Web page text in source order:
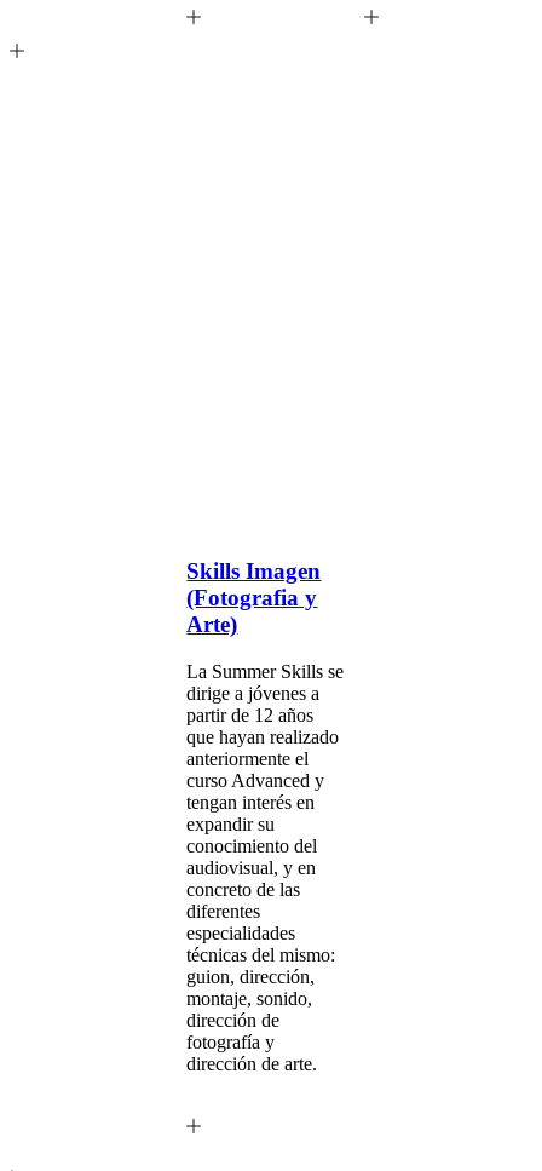
Skills Imagen
(Fotografia y
Arte)
La Summer Skills se
dirige a jóvenes a
partir de 12 años
que hayan realizado
anteriormente el
curso Advanced y
tengan interés en
expandir su
conocimiento del
audiovisual, y en
concreto de las
diferentes
especialidades
técnicas del mismo:
guion, dirección,
montaje, sonido,
dirección de
fotografía y
dirección de arte.